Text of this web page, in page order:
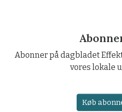
Abonner på dagbladet
vores lokale
Køb